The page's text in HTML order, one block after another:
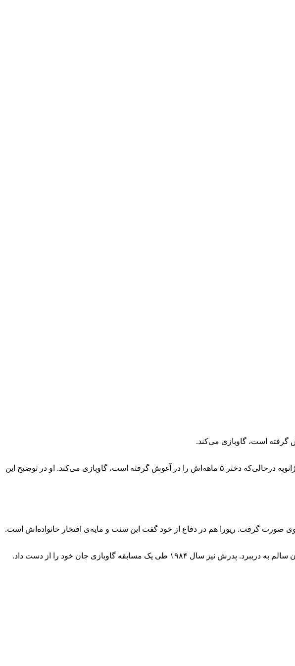
گاو باز مشهور اسپانیایی ، فرانسیسکا ریورا اُردونز عکسی را در اینستاگرام به اشتراک گذاشت که در آن وی روز ۲۵ ژانویه درحالی‌که دختر ۵ ماهه‌اش را در آغوش گرفته است، گاوبازی می‌کند. او در توضیح این
صورت گرفت. ریورا هم در دفاع از خود گفت این سنت و مایه‌ی افتخار خانواده‌اش است.
مسابقه گاوبازی جان خود را از دست داد.